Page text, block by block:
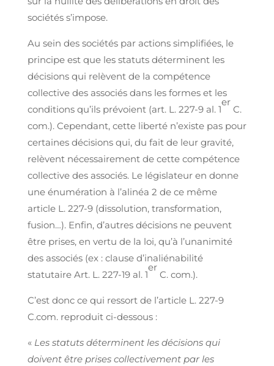
sociétés s’impose.
Au sein des sociétés par actions simplifiées, le
principe est que les statuts déterminent les
décisions qui relèvent de la compétence
collective des associés dans les formes et les
conditions qu’ils prévoient (art. L. 227-9 al. 1
er
C.
com.). Cependant, cette liberté n’existe pas pour
certaines décisions qui, du fait de leur gravité,
relèvent nécessairement de cette compétence
collective des associés. Le législateur en donne
une énumération à l’alinéa 2 de ce même
article L. 227-9 (dissolution, transformation,
fusion…). Enfin, d’autres décisions ne peuvent
être prises, en vertu de la loi, qu’à l’unanimité
des associés (ex : clause d’inaliénabilité
statutaire Art. L. 227-19 al. 1
er
C. com.).
C’est donc ce qui ressort de l’article L. 227-9
C.com. reproduit ci-dessous :
« Les statuts déterminent les décisions qui
doivent être prises collectivement par les